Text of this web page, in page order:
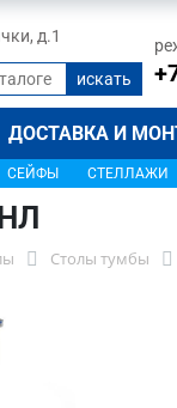
д.1
ДОСТАВКА И
СЕЙФЫ СТЕЛЛАЖИ
Столы тумбы